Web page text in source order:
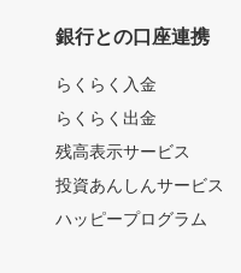
銀行との口座連携
らくらく入金
らくらく出金
残高表示サービス
投資あんしんサービス
ハッピープログラム